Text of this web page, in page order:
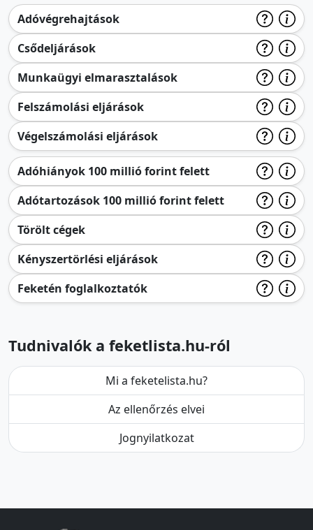
Adóvégrehajtások
Csődeljárások
Munkaügyi elmarasztalások
Felszámolási eljárások
Végelszámolási eljárások
Adóhiányok 100 millió forint felett
Adótartozások 100 millió forint felett
Törölt cégek
Kényszertörlési eljárások
Feketén foglalkoztatók
Tudnivalók a feketlista.hu-ról
Mi a feketelista.hu?
Az ellenőrzés elvei
Jognyilatkozat